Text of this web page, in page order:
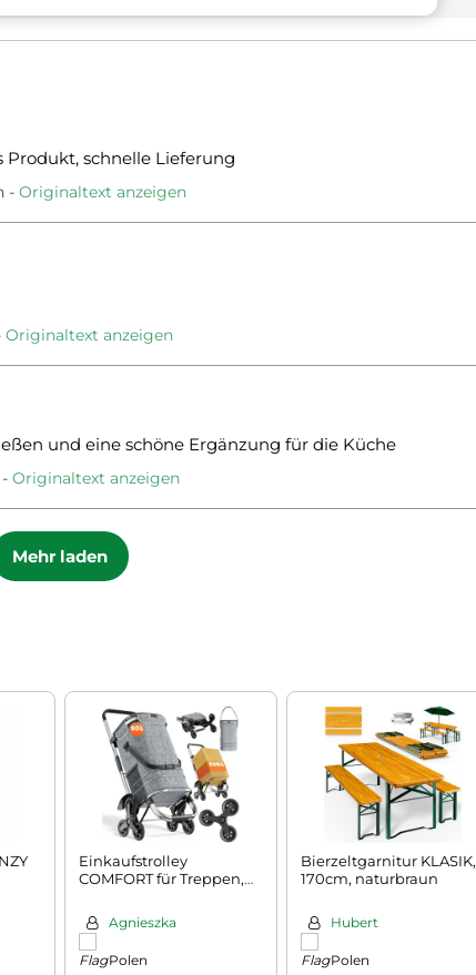
schnelle Lieferung
Originaltext anzeigen
Originaltext anzeigen
und eine schöne Ergänzung für die Küche
Originaltext anzeigen
Mehr laden
Einkaufstrolley
COMFORT für Treppen,
Agnieszka
Polen
Bierzeltgarnitur KLASIK,
170cm, naturbraun
Hubert
Polen